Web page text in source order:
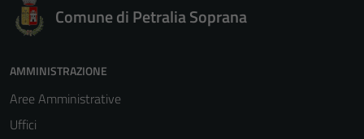
Comune di Petralia Soprana
AMMINISTRAZIONE
Aree Amministrative
Uffici